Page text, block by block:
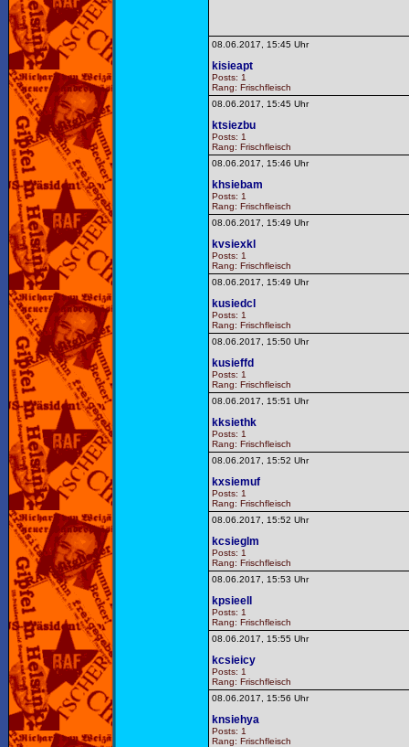
08.06.2017, 15:45 Uhr
kisieapt
Posts: 1
Rang: Frischfleisch
08.06.2017, 15:45 Uhr
ktsiezbu
Posts: 1
Rang: Frischfleisch
08.06.2017, 15:46 Uhr
khsiebam
Posts: 1
Rang: Frischfleisch
08.06.2017, 15:49 Uhr
kvsiexkl
Posts: 1
Rang: Frischfleisch
08.06.2017, 15:49 Uhr
kusiedcl
Posts: 1
Rang: Frischfleisch
08.06.2017, 15:50 Uhr
kusieffd
Posts: 1
Rang: Frischfleisch
08.06.2017, 15:51 Uhr
kksiethk
Posts: 1
Rang: Frischfleisch
08.06.2017, 15:52 Uhr
kxsiemuf
Posts: 1
Rang: Frischfleisch
08.06.2017, 15:52 Uhr
kcsieglm
Posts: 1
Rang: Frischfleisch
08.06.2017, 15:53 Uhr
kpsieell
Posts: 1
Rang: Frischfleisch
08.06.2017, 15:55 Uhr
kcsieicy
Posts: 1
Rang: Frischfleisch
08.06.2017, 15:56 Uhr
knsiehya
Posts: 1
Rang: Frischfleisch